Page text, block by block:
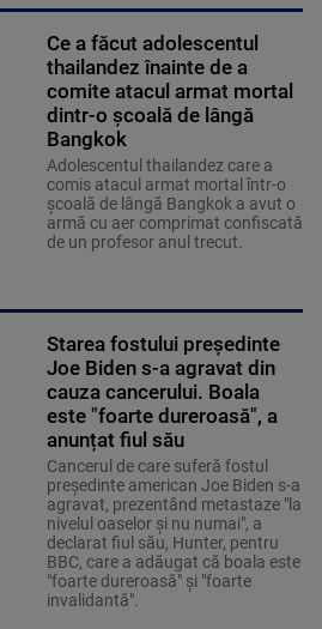
Ce a făcut adolescentul
thailandez înainte de a
comite atacul armat mortal
dintr-o școală de lângă
Bangkok
Adolescentul thailandez care a
comis atacul armat mortal într-o
şcoală de lângă Bangkok a avut o
armă cu aer comprimat confiscată
de un profesor anul trecut.
Starea fostului președinte
Joe Biden s-a agravat din
cauza cancerului. Boala
este "foarte dureroasă", a
anunțat fiul său
Cancerul de care suferă fostul
preşedinte american Joe Biden s-a
agravat, prezentând metastaze "la
nivelul oaselor şi nu numai", a
declarat fiul său, Hunter, pentru
BBC, care a adăugat că boala este
"foarte dureroasă" şi "foarte
invalidantă".